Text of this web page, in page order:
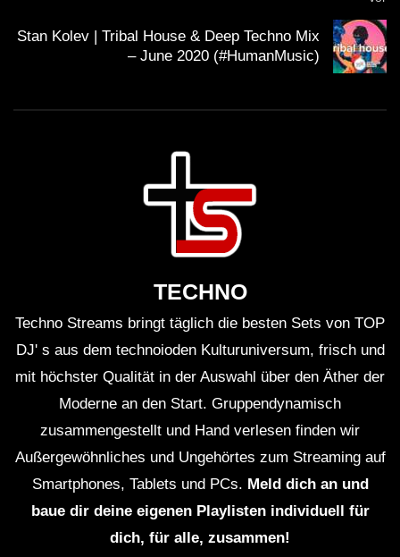
Stan Kolev | Tribal House & Deep Techno Mix
– June 2020 (#HumanMusic)
TECHNO
Techno Streams bringt täglich die besten Sets von TOP
DJ' s aus dem technoioden Kulturuniversum, frisch und
mit höchster Qualität in der Auswahl über den Äther der
Moderne an den Start. Gruppendynamisch
zusammengestellt und Hand verlesen finden wir
Außergewöhnliches und Ungehörtes zum Streaming auf
Smartphones, Tablets und PCs. Meld dich an und
baue dir deine eigenen Playlisten individuell für
dich, für alle, zusammen!